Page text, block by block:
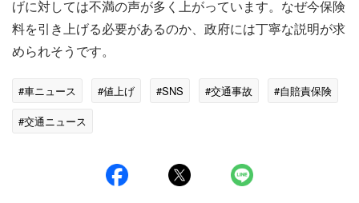
げに対しては不満の声が多く上がっています。なぜ今保険
料を引き上げる必要があるのか、政府には丁寧な説明が求
められそうです。
#車ニュース #値上げ #SNS #交通事故
#自賠責保険
#交通ニュース